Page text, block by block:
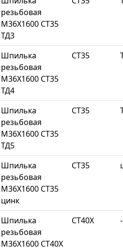
резьбовая
М36Х1600 СТ35
ТД3
Шпилька
резьбовая
М36Х1600 СТ35
ТД4
СТ35
Шпилька
резьбовая
М36Х1600 СТ35
ТД5
СТ35
Шпилька
резьбовая
М36Х1600 СТ35
цинк
СТ35
Шпилька
резьбовая
М36Х1600 СТ40Х
СТ40Х -